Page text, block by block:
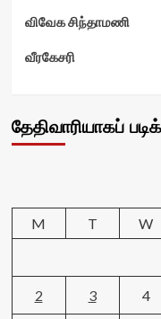
விவேக சிந்தாமணி
வீரகேசரி
தேதிவாரியாகப்
M
T W
2 3 4